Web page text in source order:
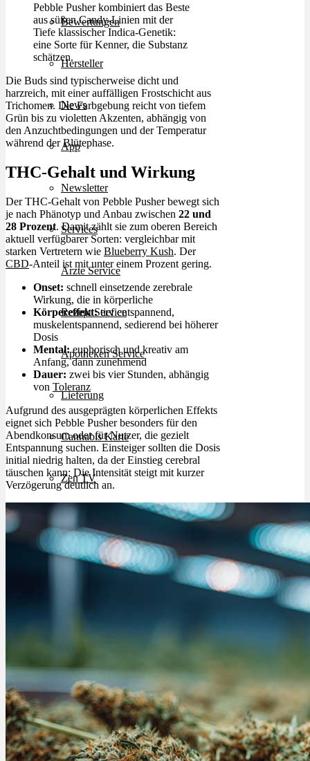
Bewertungen
Hersteller
News
App
Newsletter
Services
Ärzte Service
Rezept Service
Apotheken Service
Lieferung
Cannabis Karte
Zen TV
Pebble Pusher kombiniert das Beste
aus süßen Candy-Linien mit der
Tiefe klassischer Indica-Genetik:
eine Sorte für Kenner, die Substanz
schätzen.
Die Buds sind typischerweise dicht und
harzreich, mit einer auffälligen Frostschicht aus
Trichomen. Die Farbgebung reicht von tiefem
Grün bis zu violetten Akzenten, abhängig von
den Anzuchtbedingungen und der Temperatur
während der Blütephase.
THC-Gehalt und Wirkung
Der THC-Gehalt von Pebble Pusher bewegt sich
je nach Phänotyp und Anbau zwischen 22 und
28 Prozent. Damit zählt sie zum oberen Bereich
aktuell verfügbarer Sorten: vergleichbar mit
starken Vertretern wie Blueberry Kush. Der
CBD-Anteil ist mit unter einem Prozent gering.
Onset: schnell einsetzende zerebrale
Wirkung, die in körperliche
Körpereffekt:tief entspannend,
muskelentspannend, sedierend bei höherer
Dosis
Mental:euphorisch und kreativ am
Anfang, dann zunehmend
Dauer: zwei bis vier Stunden, abhängig
von Toleranz
Aufgrund des ausgeprägten körperlichen Effekts
eignet sich Pebble Pusher besonders für den
Abendkonsum oder für Nutzer, die gezielt
Entspannung suchen. Einsteiger sollten die Dosis
initial niedrig halten, da der Einstieg cerebral
täuschen kann: Die Intensität steigt mit kurzer
Verzögerung deutlich an.